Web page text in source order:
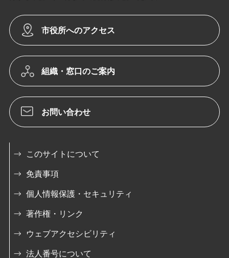
市役所へのアクセス
組織・窓口のご案内
お問い合わせ
このサイトについて
免責事項
個人情報保護・セキュリティ
著作権・リンク
ウェブアクセシビリティ
法人番号について